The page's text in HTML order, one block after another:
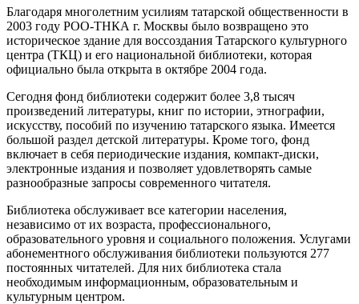
Благодаря многолетним усилиям татарской общественности в
2003 году РОО-ТНКА г. Москвы было возвращено это
историческое здание для воссоздания Татарского культурного
центра (ТКЦ) и его национальной библиотеки, которая
официально была открыта в октябре 2004 года.
Сегодня фонд библиотеки содержит более 3,8 тысяч
произведений литературы, книг по истории, этнографии,
искусству, пособий по изучению татарского языка. Имеется
большой раздел детской литературы. Кроме того, фонд
включает в себя периодические издания, компакт-диски,
электронные издания и позволяет удовлетворять самые
разнообразные запросы современного читателя.
Библиотека обслуживает все категории населения,
независимо от их возраста, профессионального,
образовательного уровня и социального положения. Услугами
абонементного обслуживания библиотеки пользуются 277
постоянных читателей. Для них библиотека стала
необходимым информационным, образовательным и
культурным центром.